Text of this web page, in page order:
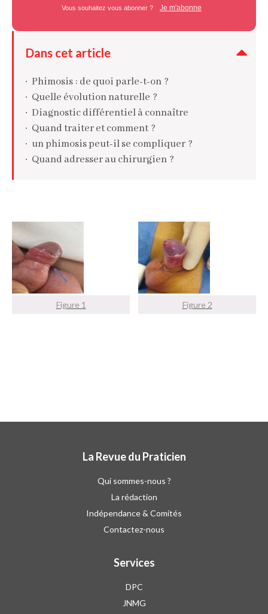
Vous souhaitez vous abonner ? Je m'abonne
Dans cet article
Phimosis : de quoi parle-t-on ?
Quelle évolution naturelle ?
Diagnostic différentiel à connaître
Quand traiter et comment ?
un phimosis peut-il se compliquer ?
Quand adresser au chirurgien ?
Figure 1 Figure 2
La Revue du Praticien
Qui sommes-nous ?
La rédaction
Indépendance & Comités
Contactez-nous
Services
DPC
JNMG